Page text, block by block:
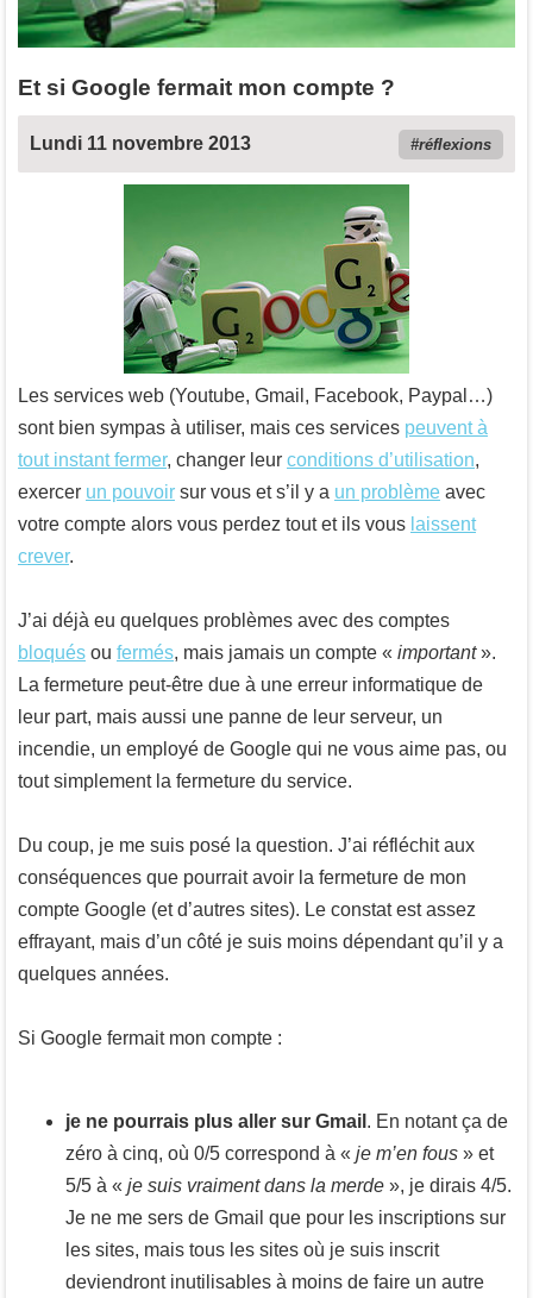
Et si Google fermait mon compte ?
Lundi 11 novembre 2013 réflexions
Les services web (Youtube, Gmail, Facebook, Paypal…)
sont bien sympas à utiliser, mais ces services peuvent à
tout instant fermer, changer leur conditions d’utilisation,
exercer un pouvoir sur vous et s’il y a un problème avec
votre compte alors vous perdez tout et ils vous laissent
crever.
J’ai déjà eu quelques problèmes avec des comptes
bloqués ou fermés, mais jamais un compte « important».
La fermeture peut-être due à une erreur informatique de
leur part, mais aussi une panne de leur serveur, un
incendie, un employé de Google qui ne vous aime pas, ou
tout simplement la fermeture du service.
Du coup, je me suis posé la question. J’ai réfléchit aux
conséquences que pourrait avoir la fermeture de mon
compte Google (et d’autres sites). Le constat est assez
effrayant, mais d’un côté je suis moins dépendant qu’il y a
quelques années.
Si Google fermait mon compte :
je ne pourrais plus aller sur Gmail . En notant ça de
zéro à cinq, où 0/5 correspond à « je m’en fous » et
5/5 à « je suis vraiment dans la merde », je dirais 4/5.
Je ne me sers de Gmail que pour les inscriptions sur
les sites, mais tous les sites où je suis inscrit
deviendront inutilisables à moins de faire un autre